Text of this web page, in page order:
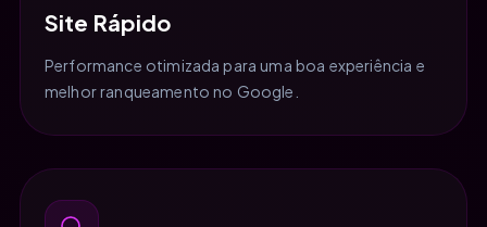
Site Rápido
Performance otimizada para uma boa experiência e
melhor ranqueamento no Google.